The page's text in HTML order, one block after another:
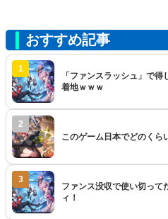
おすすめ記事
1
「ファンスラッシュ」で
着地ｗｗｗ
2
このゲーム日本でどのくら
3
ファンス没収で使い切っ
ィ！